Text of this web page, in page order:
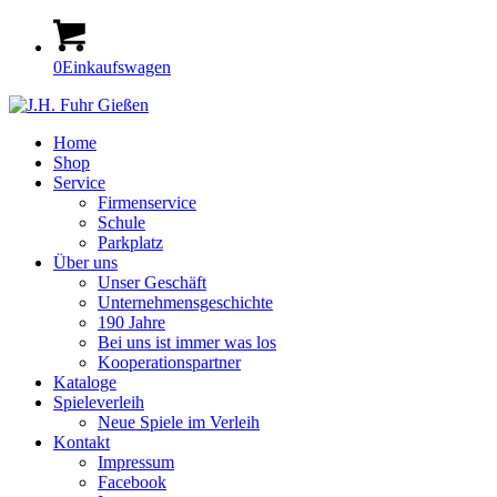
0Einkaufswagen
Home
Shop
Service
Firmenservice
Schule
Parkplatz
Über uns
Unser Geschäft
Unternehmensgeschichte
190 Jahre
Bei uns ist immer was los
Kooperationspartner
Kataloge
Spieleverleih
Neue Spiele im Verleih
Kontakt
Impressum
Facebook